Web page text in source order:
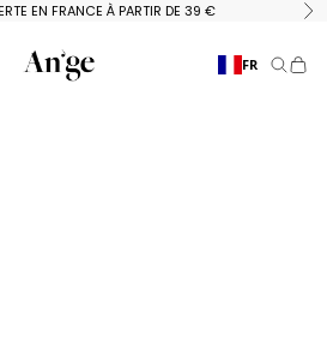
EN FRANCE À PARTIR DE 39 €
Ange Paris FR